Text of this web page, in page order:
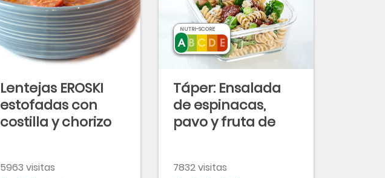
Lentejas EROSKI
estofadas con
costilla y chorizo
5963 visitas
Táper: Ensalada
de espinacas,
pavo y fruta de
7832 visitas
NUTRI-SCORE